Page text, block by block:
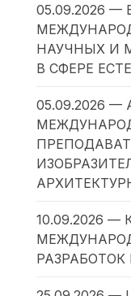
05.09.2026 —
НАУЧНЫХ И
В СФЕРЕ
05.09.2026 —
10.09.2026 —